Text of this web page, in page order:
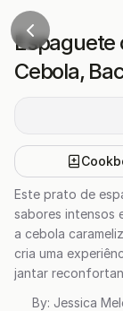
Espaguete
Cebola,
Este prato de
sabores intensos
a cebola
cria uma
jantar
By: Jessica